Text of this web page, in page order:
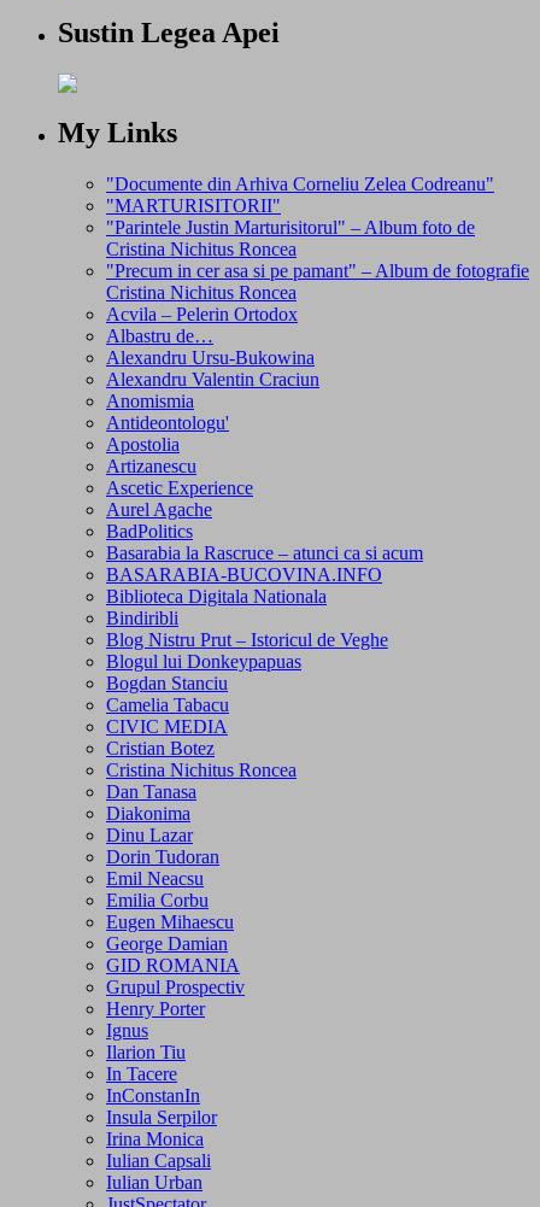
Sustin Legea Apei
My Links
"Documente din Arhiva Corneliu Zelea Codreanu"
"MARTURISITORII"
"Parintele Justin Marturisitorul" – Album foto de
Cristina Nichitus Roncea
"Precum in cer asa si pe pamant" – Album de fotografie
Cristina Nichitus Roncea
Acvila – Pelerin Ortodox
Albastru de…
Alexandru Ursu-Bukowina
Alexandru Valentin Craciun
Anomismia
Antideontologu'
Apostolia
Artizanescu
Ascetic Experience
Aurel Agache
BadPolitics
Basarabia la Rascruce – atunci ca si acum
BASARABIA-BUCOVINA.INFO
Biblioteca Digitala Nationala
Bindiribli
Blog Nistru Prut – Istoricul de Veghe
Blogul lui Donkeypapuas
Bogdan Stanciu
Camelia Tabacu
CIVIC MEDIA
Cristian Botez
Cristina Nichitus Roncea
Dan Tanasa
Diakonima
Dinu Lazar
Dorin Tudoran
Emil Neacsu
Emilia Corbu
Eugen Mihaescu
George Damian
GID ROMANIA
Grupul Prospectiv
Henry Porter
Ignus
Ilarion Tiu
In Tacere
InConstanIn
Insula Serpilor
Irina Monica
Iulian Capsali
Iulian Urban